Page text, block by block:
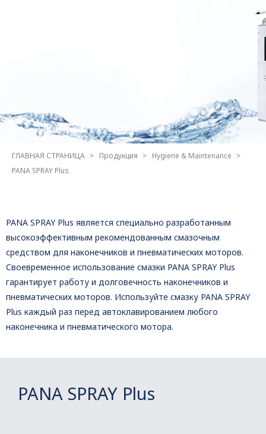
ГЛАВНАЯ СТРАНИЦА Продукция
Hygiene & Maintenance
PANA SPRAY Plus
PANA SPRAY Plus является специально разработанным
высокоэффективным рекомендованным смазочным
средством для наконечников и пневматических моторов.
Своевременное использование смазки PANA SPRAY Plus
гарантирует работу и долговечность наконечников и
пневматических моторов. Используйте смазку PANA SPRAY
Plus каждый раз перед автоклавированием любого
наконечника и пневматического мотора.
PANA SPRAY Plus